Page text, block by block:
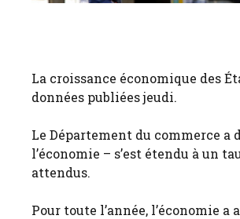
La croissance économique des
données publiées jeudi.
Le Département du commerce
l’économie – s’est étendu à un
attendus.
Pour toute l’année, l’économie